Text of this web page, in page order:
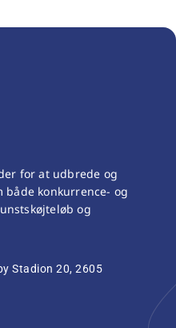
for at udbrede og
både konkurrence- og
og
Stadion 20, 2605